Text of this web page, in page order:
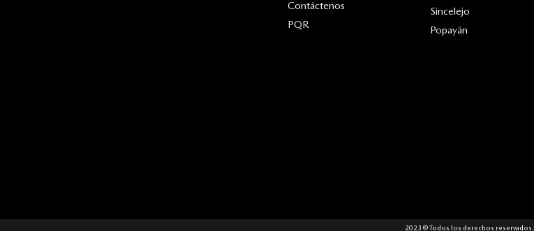
Contáctenos
PQR
Sincelejo
Popayán
2023 © Todos los derechos reservados.